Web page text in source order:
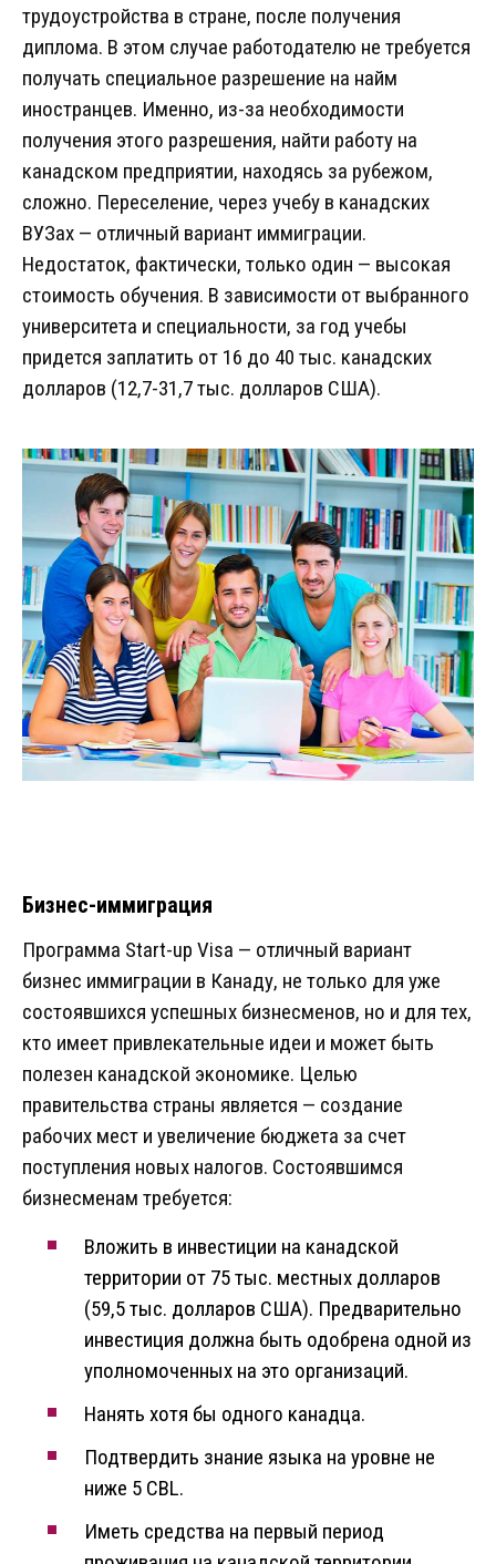
трудоустройства в стране, после получения
диплома. В этом случае работодателю не требуется
получать специальное разрешение на найм
иностранцев. Именно, из-за необходимости
получения этого разрешения, найти работу на
канадском предприятии, находясь за рубежом,
сложно. Переселение, через учебу в канадских
ВУЗах — отличный вариант иммиграции.
Недостаток, фактически, только один — высокая
стоимость обучения. В зависимости от выбранного
университета и специальности, за год учебы
придется заплатить от 16 до 40 тыс. канадских
долларов (12,7-31,7 тыс. долларов США).
Бизнес-иммиграция
Программа Start-up Visa — отличный вариант
бизнес иммиграции в Канаду, не только для уже
состоявшихся успешных бизнесменов, но и для тех,
кто имеет привлекательные идеи и может быть
полезен канадской экономике. Целью
правительства страны является — создание
рабочих мест и увеличение бюджета за счет
поступления новых налогов. Состоявшимся
бизнесменам требуется:
Вложить в инвестиции на канадской
территории от 75 тыс. местных долларов
(59,5 тыс. долларов США). Предварительно
инвестиция должна быть одобрена одной из
уполномоченных на это организаций.
Нанять хотя бы одного канадца.
Подтвердить знание языка на уровне не
ниже 5 CBL.
Иметь средства на первый период